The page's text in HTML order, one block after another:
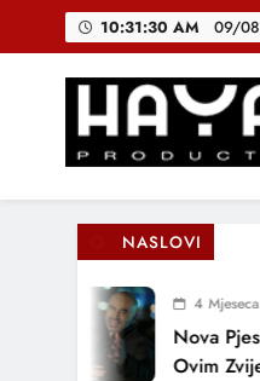
10:31:31 AM 09/
Hayat
Promocija domaće
NASLOVI
4 Mjeseca Ago
Nova
Ovim